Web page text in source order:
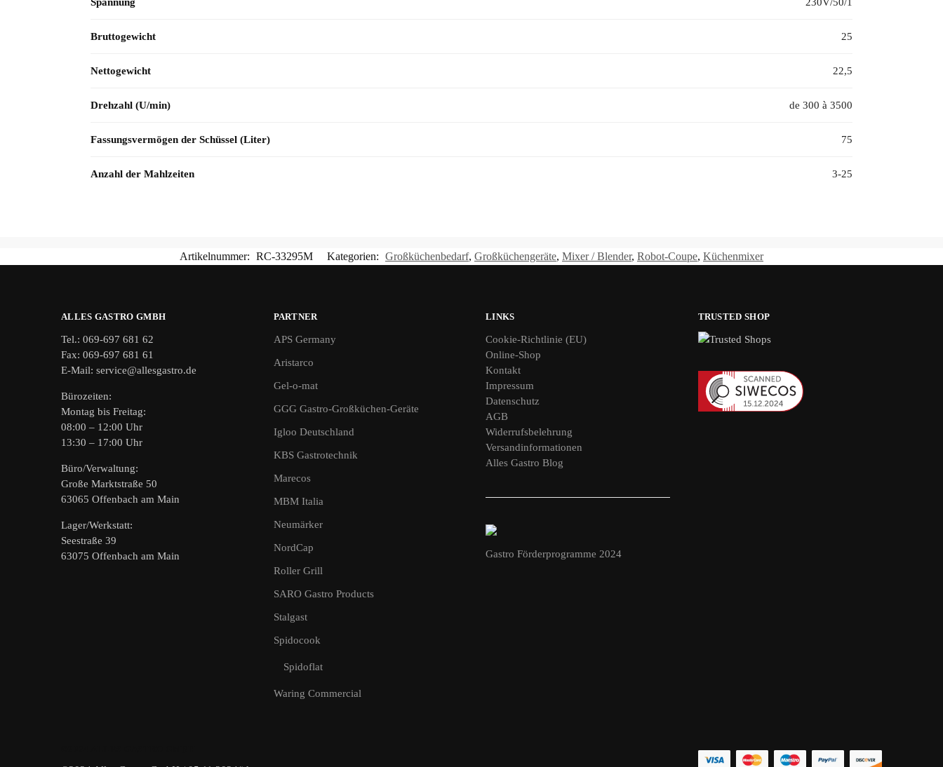
Bruttogewicht 25
Nettogewicht 22,5
Drehzahl (U/min) de 300 à 3500
Fassungsvermögen der Schüssel (Liter) 75
Anzahl der Mahlzeiten 3-25
Artikelnummer: RC-33295M Kategorien: Großküchenbedarf, Großküchengeräte, Mixer / Blender, Robot-Coupe, Küchenmixer
ALLES GASTRO GMBH
Tel.: 069-697 681 62
Fax: 069-697 681 61
E-Mail: service@allesgastro.de
Bürozeiten:
Montag bis Freitag:
08:00 – 12:00 Uhr
13:30 – 17:00 Uhr
Büro/Verwaltung:
Große Marktstraße 50
63065 Offenbach am Main
Lager/Werkstatt:
Seestraße 39
63075 Offenbach am Main
PARTNER
APS Germany
Aristarco
Gel-o-mat
GGG Gastro-Großküchen-Geräte
Igloo Deutschland
KBS Gastrotechnik
Marecos
MBM Italia
Neumärker
NordCap
Roller Grill
SARO Gastro Products
Stalgast
Spidocook
Spidoflat
Waring Commercial
LINKS
Cookie-Richtlinie (EU)
Online-Shop
Kontakt
Impressum
Datenschutz
AGB
Widerrufsbelehrung
Versandinformationen
Alles Gastro Blog
Gastro Förderprogramme 2024
TRUSTED SHOP